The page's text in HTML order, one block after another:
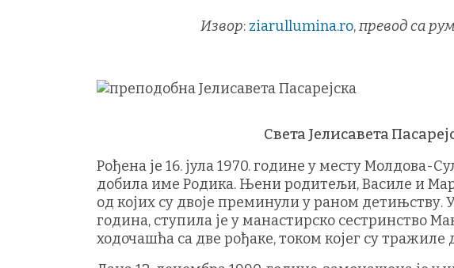
Извор: ziarullumina.ro,превод са
Света Јелисавета
Рођена је 16. јула 1970. године у месту Молдова-
добила име Родика. Њени родитељи, Василе и
од којих су двоје преминули у раном детињству.
година, ступила је у манастирско сестринство
ходочашћа са две рођаке, током којег су